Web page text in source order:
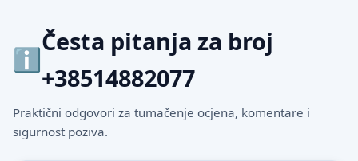
Česta pitanja za broj
+38514882077
Praktični odgovori za tumačenje ocjena, komentare i
sigurnost poziva.